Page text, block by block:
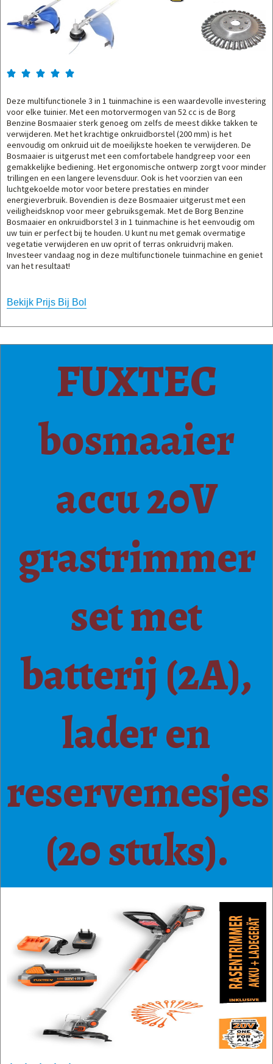
    
Deze multifunctionele 3 in 1 tuinmachine is een waardevolle investering
voor elke tuinier. Met een motorvermogen van 52 cc is de Borg
Benzine Bosmaaier sterk genoeg om zelfs de meest dikke takken te
verwijderen. Met het krachtige onkruidborstel (200 mm) is het
eenvoudig om onkruid uit de moeilijkste hoeken te verwijderen. De
Bosmaaier is uitgerust met een comfortabele handgreep voor een
gemakkelijke bediening. Het ergonomische ontwerp zorgt voor minder
trillingen en een langere levensduur. Ook is het voorzien van een
luchtgekoelde motor voor betere prestaties en minder
energieverbruik. Bovendien is deze Bosmaaier uitgerust met een
veiligheidsknop voor meer gebruiksgemak. Met de Borg Benzine
Bosmaaier en onkruidborstel 3 in 1 tuinmachine is het eenvoudig om
uw tuin er perfect bij te houden. U kunt nu met gemak overmatige
vegetatie verwijderen en uw oprit of terras onkruidvrij maken.
Investeer vandaag nog in deze multifunctionele tuinmachine en geniet
van het resultaat!
Bekijk Prijs Bij Bol
FUXTEC
bosmaaier
accu 20V
grastrimmer
set met
batterij (2A),
lader en
reservemesjes
(20 stuks).